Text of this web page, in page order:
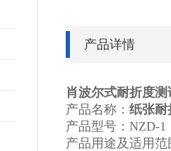
产品详情
肖波尔式耐折度测
产品名称： 纸张耐
产品型号：NZD-1
产品用途及适用